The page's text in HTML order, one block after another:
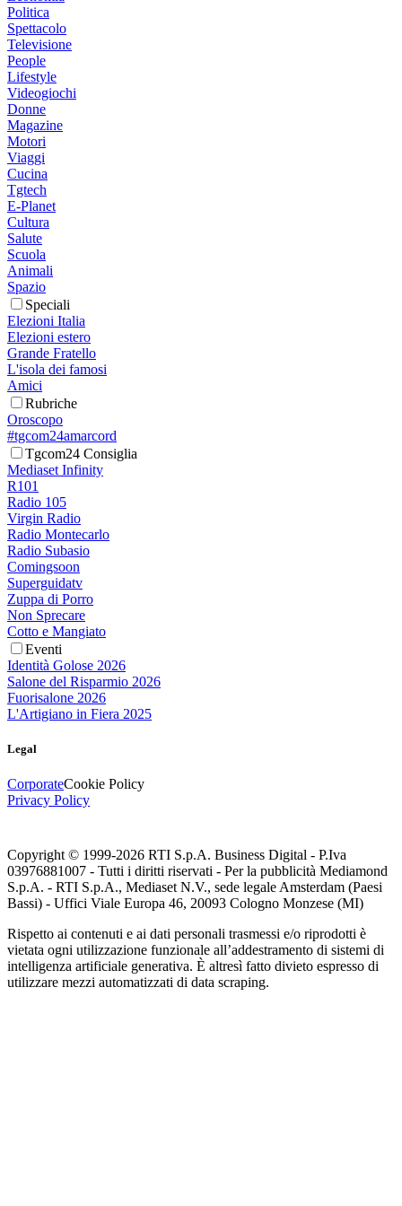
Politica
Spettacolo
Televisione
People
Lifestyle
Videogiochi
Donne
Magazine
Motori
Viaggi
Cucina
Tgtech
E-Planet
Cultura
Salute
Scuola
Animali
Spazio
Speciali
Elezioni Italia
Elezioni estero
Grande Fratello
L'isola dei famosi
Amici
Rubriche
Oroscopo
#tgcom24amarcord
Tgcom24 Consiglia
Mediaset Infinity
R101
Radio 105
Virgin Radio
Radio Montecarlo
Radio Subasio
Comingsoon
Superguidatv
Zuppa di Porro
Non Sprecare
Cotto e Mangiato
Eventi
Identità Golose 2026
Salone del Risparmio 2026
Fuorisalone 2026
L'Artigiano in Fiera 2025
Legal
CorporateCookie Policy
Privacy Policy
Copyright © 1999-2026 RTI S.p.A. Business Digital - P.Iva
03976881007 - Tutti i diritti riservati - Per la pubblicità Mediamond
S.p.A. - RTI S.p.A., Mediaset N.V., sede legale Amsterdam (Paesi
Bassi) - Uffici Viale Europa 46, 20093 Cologno Monzese (MI)
Rispetto ai contenuti e ai dati personali trasmessi e/o riprodotti è
vietata ogni utilizzazione funzionale all’addestramento di sistemi di
intelligenza artificiale generativa. È altresì fatto divieto espresso di
utilizzare mezzi automatizzati di data scraping.